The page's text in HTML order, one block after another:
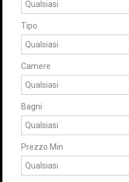
Tipo
Camere
Bagni
Prezzo Min